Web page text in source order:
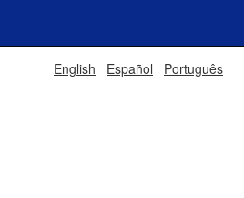
English Español Português